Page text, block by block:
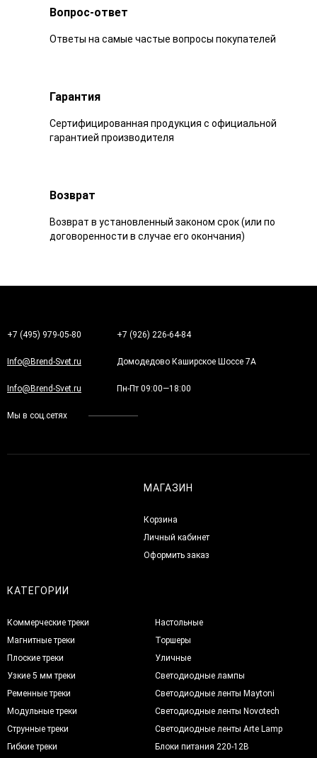
Вопрос-ответ
Ответы на самые частые вопросы покупателей
Гарантия
Сертифицированная продукция с официальной
гарантией производителя
Возврат
Возврат в установленный законом срок (или по
договоренности в случае его окончания)
+7 (495) 979-05-80 +7 (926) 226-64-84
Info@Brend-Svet.ru Домодедово Каширское Шоссе 7А
Info@Brend-Svet.ru Пн-Пт 09:00—18:00
Мы в соц.сетях
МАГАЗИН
Корзина
Личный кабинет
Оформить заказ
КАТЕГОРИИ
Коммерческие треки
Магнитные треки
Плоские треки
Узкие 5 мм треки
Ременные треки
Модульные треки
Струнные треки
Гибкие треки
Настольные
Торшеры
Уличные
Светодиодные лампы
Светодиодные ленты Maytoni
Светодиодные ленты Novotech
Светодиодные ленты Arte Lamp
Блоки питания 220-12В